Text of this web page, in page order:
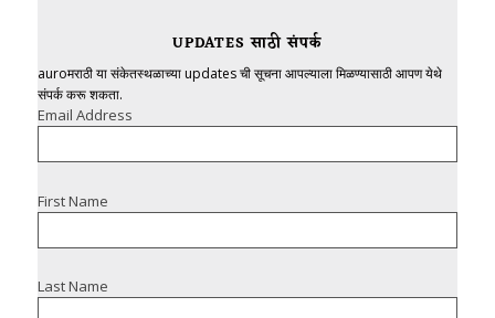
UPDATES साठी संपर्क
auroमराठी या संकेतस्थळाच्या updates ची सूचना आपल्याला मिळण्यासाठी आपण येथे
संपर्क करू शकता.
Email Address
First Name
Last Name